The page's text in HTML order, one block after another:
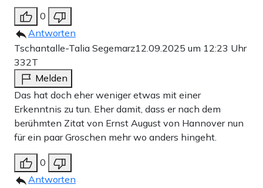
0
Antworten
Tschantalle-Talia Segemarz12.09.2025 um 12:23 Uhr
332T
Melden
Das hat doch eher weniger etwas mit einer
Erkenntnis zu tun. Eher damit, dass er nach dem
berühmten Zitat von Ernst August von Hannover nun
für ein paar Groschen mehr wo anders hingeht.
0
Antworten